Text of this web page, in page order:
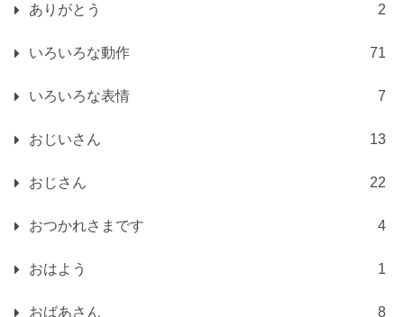
ありがとう 2
いろいろな動作 71
いろいろな表情 7
おじいさん 13
おじさん 22
おつかれさまです 4
おはよう 1
おばあさん 8